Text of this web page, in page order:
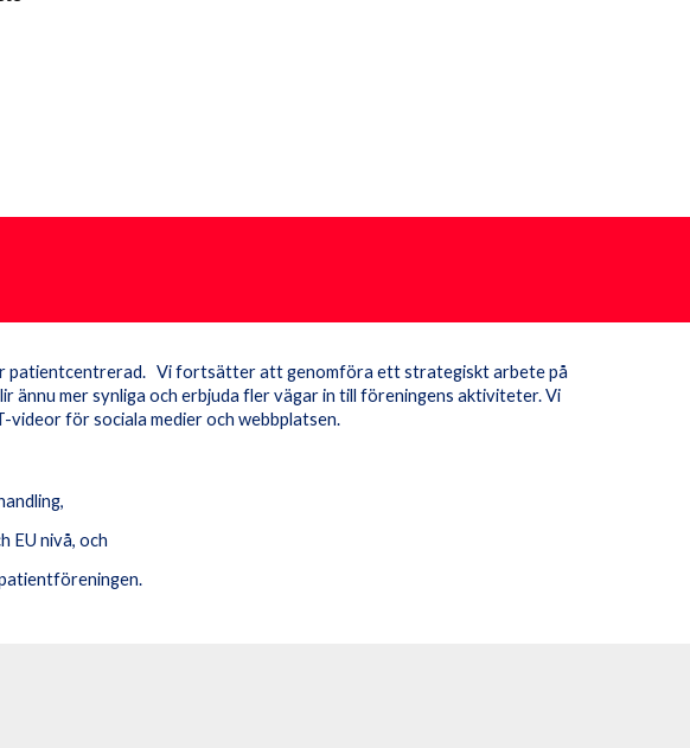
patientcentrerad. Vi fortsätter att genomföra ett strategiskt arbete på
ännu mer synliga och erbjuda fler vägar in till föreningens aktiviteter. Vi
videor för sociala medier och webbplatsen.
EU nivå, och